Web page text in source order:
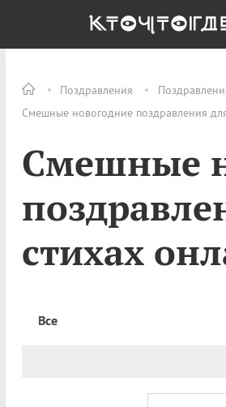
Поздравления
Смешные новогодние поздравления
Смешные
стихах
Все
ОБЩЕСТВО